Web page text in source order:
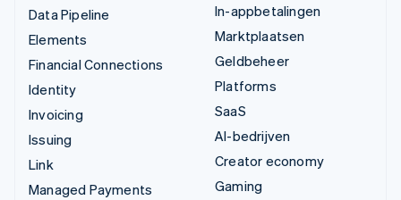
Data Pipeline
Elements
Financial Connections
Identity
Invoicing
Issuing
Link
Managed Payments
In-appbetalingen
Marktplaatsen
Geldbeheer
Platforms
SaaS
AI-bedrijven
Creator economy
Gaming